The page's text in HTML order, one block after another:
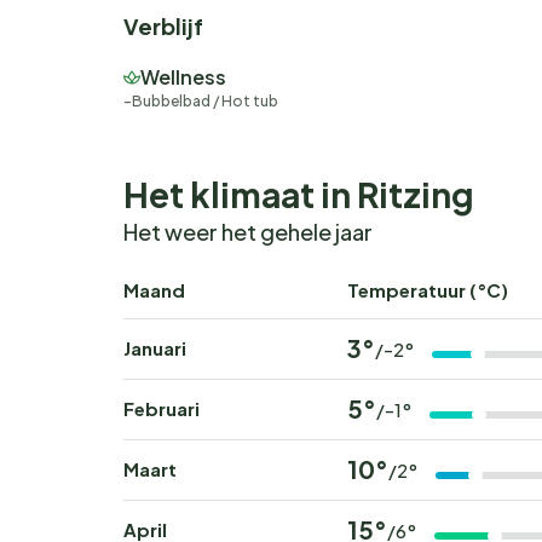
Verblijf
Wellness
Bubbelbad / Hot tub
Het klimaat in Ritzing
Het weer het gehele jaar
Maand Temperatuur (°C)
Januari 3° /-2°
Februari 5° /-1°
Maart 10° /2°
April 15° /6°